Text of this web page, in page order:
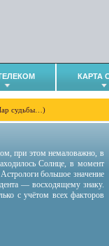
КАРТА
судьбы…)
при этом немаловажно, в
Солнце, в момент
большое значение
— восходящему знаку.
с учётом всех факторов